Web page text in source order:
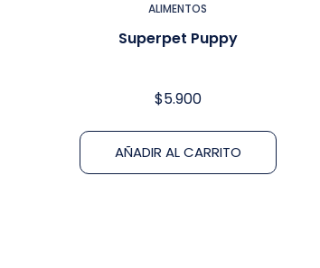
ALIMENTOS
Superpet Puppy
$5.900
AÑADIR AL CARRITO